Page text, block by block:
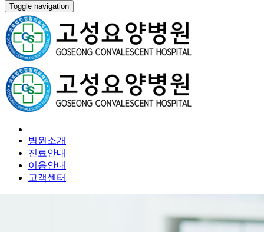
Toggle navigation
병원소개
진료안내
이용안내
고객센터